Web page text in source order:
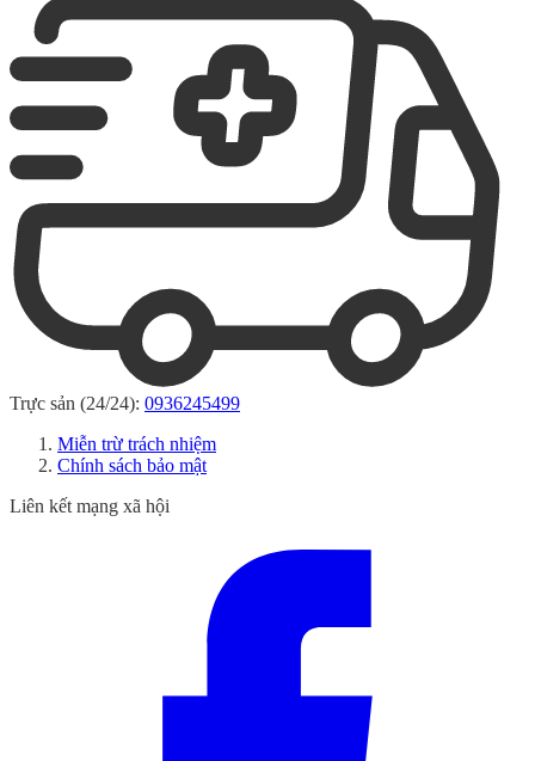
Trực sản (24/24): 0936245499
Miễn trừ trách nhiệm
Chính sách bảo mật
Liên kết mạng xã hội